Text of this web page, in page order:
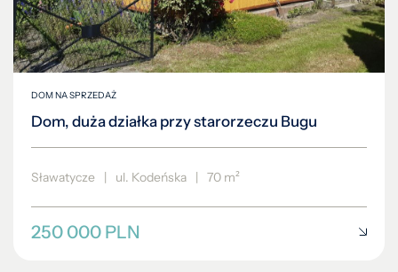
DOM NA SPRZEDAŻ
Dom, duża działka przy starorzeczu Bugu
Sławatycze | ul. Kodeńska | 70 m²
250 000 PLN